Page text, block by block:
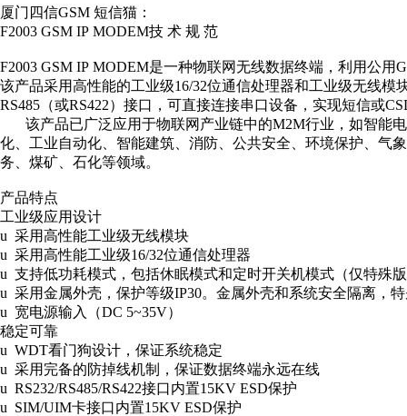
厦门四信GSM 短信猫：
F2003 GSM IP MODEM技 术 规 范
F2003 GSM IP MODEM是一种物联网无线数据终端，利用公
该产品采用高性能的工业级16/32位通信处理器和工业级无线
RS485（或RS422）接口，可直接连接串口设备，实现短信或
该产品已广泛应用于物联网产业链中的M2M行业，如智能
化、工业自动化、智能建筑、消防、公共安全、环境保护、气
务、煤矿、石化等领域。
产品特点
工业级应用设计
u 采用高性能工业级无线模块
u 采用高性能工业级16/32位通信处理器
u 支持低功耗模式，包括休眠模式和定时开关机模式（仅特殊
u 采用金属外壳，保护等级IP30。金属外壳和系统安全隔离，
u 宽电源输入（DC 5~35V）
稳定可靠
u WDT看门狗设计，保证系统稳定
u 采用完备的防掉线机制，保证数据终端永远在线
u RS232/RS485/RS422接口内置15KV ESD保护
u SIM/UIM卡接口内置15KV ESD保护